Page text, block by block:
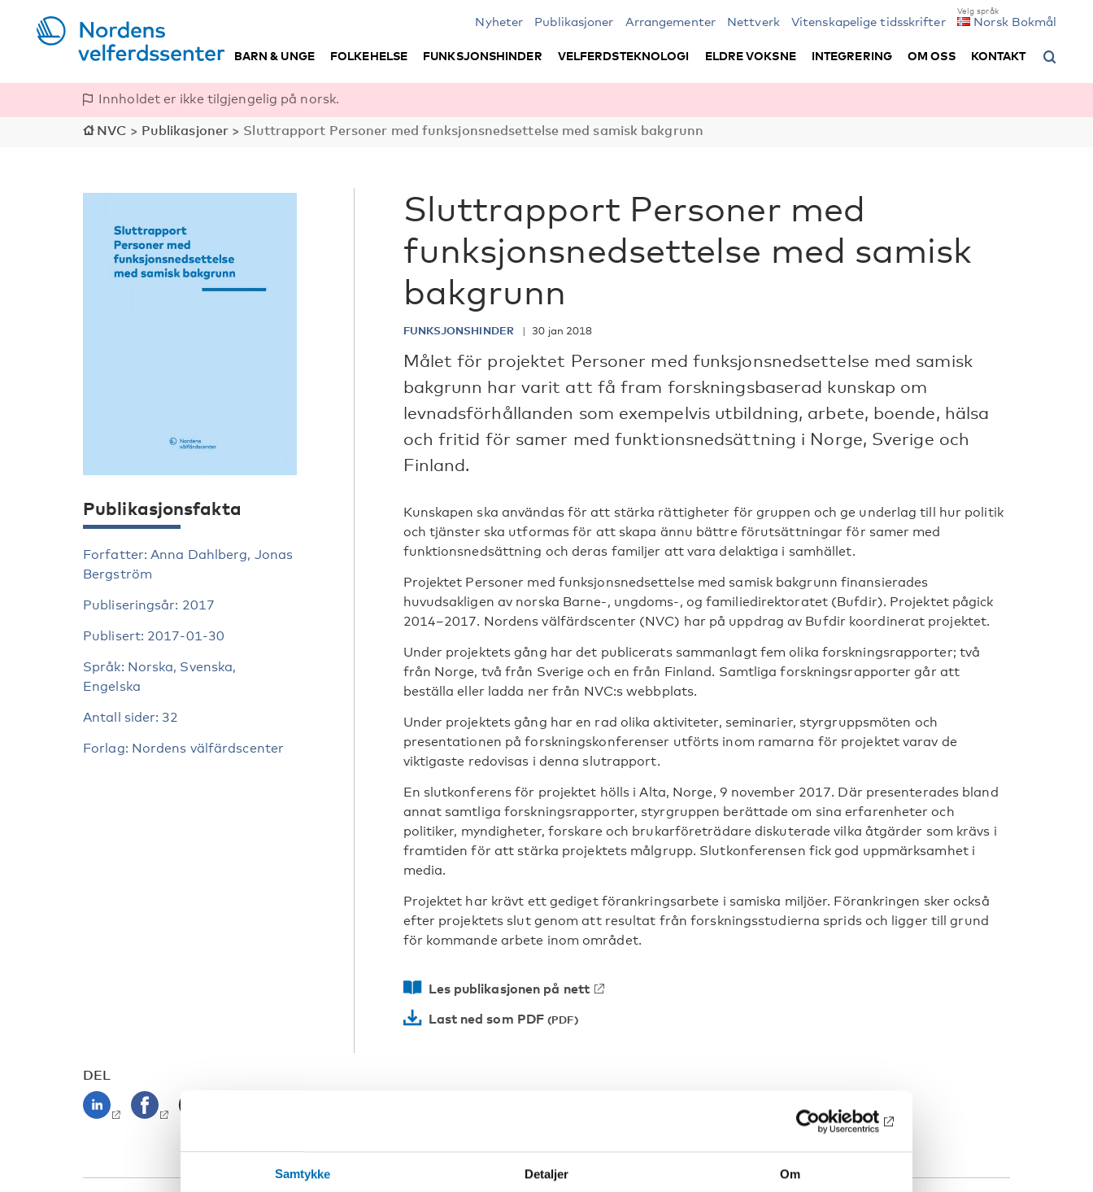
Samtykke Detaljer Om
Nyheter Publikasjoner Arrangementer Nettverk Vitenskapelige tidsskrifter Norsk Bokmål
BARN & UNGE FOLKEHELSE FUNKSJONSHINDER VELFERDSTEKNOLOGI ELDRE VOKSNE INTEGRERING OM OSS KONTAKT
Innholdet er ikke tilgjengelig på norsk.
NVC > Publikasjoner > Sluttrapport Personer med funksjonsnedsettelse med samisk bakgrunn
Sluttrapport Personer med
funksjonsnedsettelse med samisk
bakgrunn
FUNKSJONSHINDER 30 jan 2018
Målet för projektet Personer med funksjonsnedsettelse med samisk
bakgrunn har varit att få fram forskningsbaserad kunskap om
levnadsförhållanden som exempelvis utbildning, arbete, boende, hälsa
och fritid för samer med funktionsnedsättning i Norge, Sverige och
Finland.
Kunskapen ska användas för att stärka rättigheter för gruppen och ge underlag till hur politik
och tjänster ska utformas för att skapa ännu bättre förutsättningar för samer med
funktionsnedsättning och deras familjer att vara delaktiga i samhället.
Projektet Personer med funksjonsnedsettelse med samisk bakgrunn finansierades
huvudsakligen av norska Barne-, ungdoms-, og familiedirektoratet (Bufdir). Projektet pågick
2014–2017. Nordens välfärdscenter (NVC) har på uppdrag av Bufdir koordinerat projektet.
Under projektets gång har det publicerats sammanlagt fem olika forskningsrapporter; två
från Norge, två från Sverige och en från Finland. Samtliga forskningsrapporter går att
beställa eller ladda ner från NVC:s webbplats.
Under projektets gång har en rad olika aktiviteter, seminarier, styrgruppsmöten och
presentationen på forskningskonferenser utförts inom ramarna för projektet varav de
viktigaste redovisas i denna slutrapport.
En slutkonferens för projektet hölls i Alta, Norge, 9 november 2017. Där presenterades bland
annat samtliga forskningsrapporter, styrgruppen berättade om sina erfarenheter och
politiker, myndigheter, forskare och brukarföreträdare diskuterade vilka åtgärder som krävs i
framtiden för att stärka projektets målgrupp. Slutkonferensen fick god uppmärksamhet i
media.
Projektet har krävt ett gediget förankringsarbete i samiska miljöer. Förankringen sker också
efter projektets slut genom att resultat från forskningsstudierna sprids och ligger till grund
för kommande arbete inom området.
Les publikasjonen på nett
Last ned som PDF
Publikasjonsfakta
Forfatter: Anna Dahlberg, Jonas
Bergström
Publiseringsår: 2017
Publisert: 2017-01-30
Språk: Norska, Svenska,
Engelska
Antall sider: 32
Forlag: Nordens välfärdscenter
DEL